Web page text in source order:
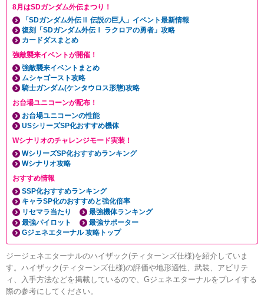
8月はSDガンダム外伝まつり！
「SDガンダム外伝Ⅱ 伝説の巨人」イベント最新情報
復刻「SDガンダム外伝Ⅰ ラクロアの勇者」攻略
カードダスまとめ
強敵襲来イベントが開催！
強敵襲来イベントまとめ
ムシャゴースト攻略
騎士ガンダム(ケンタウロス形態)攻略
お台場ユニコーンが配布！
お台場ユニコーンの性能
USシリーズSP化おすすめ機体
Wシナリオのチャレンジモード実装！
WシリーズSP化おすすめランキング
Wシナリオ攻略
おすすめ情報
SSP化おすすめランキング
キャラSP化のおすすめと強化倍率
リセマラ当たり
最強機体ランキング
最強パイロット
最強サポーター
Gジェネエターナル 攻略トップ
ジージェネエターナルのハイザック(ティターンズ仕様)を紹介していま
す。ハイザック(ティターンズ仕様)の評価や地形適性、武装、アビリテ
ィ、入手方法などを掲載しているので、Gジェネエターナルをプレイする
際の参考にしてください。